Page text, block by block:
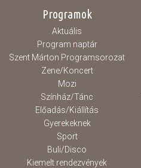
Programok
Aktuális
Program naptár
Szent Márton Programsorozat
Zene/Koncert
Mozi
Színház/Tánc
Előadás/Kiállítás
Gyerekeknek
Sport
Buli/Disco
Kiemelt rendezvények